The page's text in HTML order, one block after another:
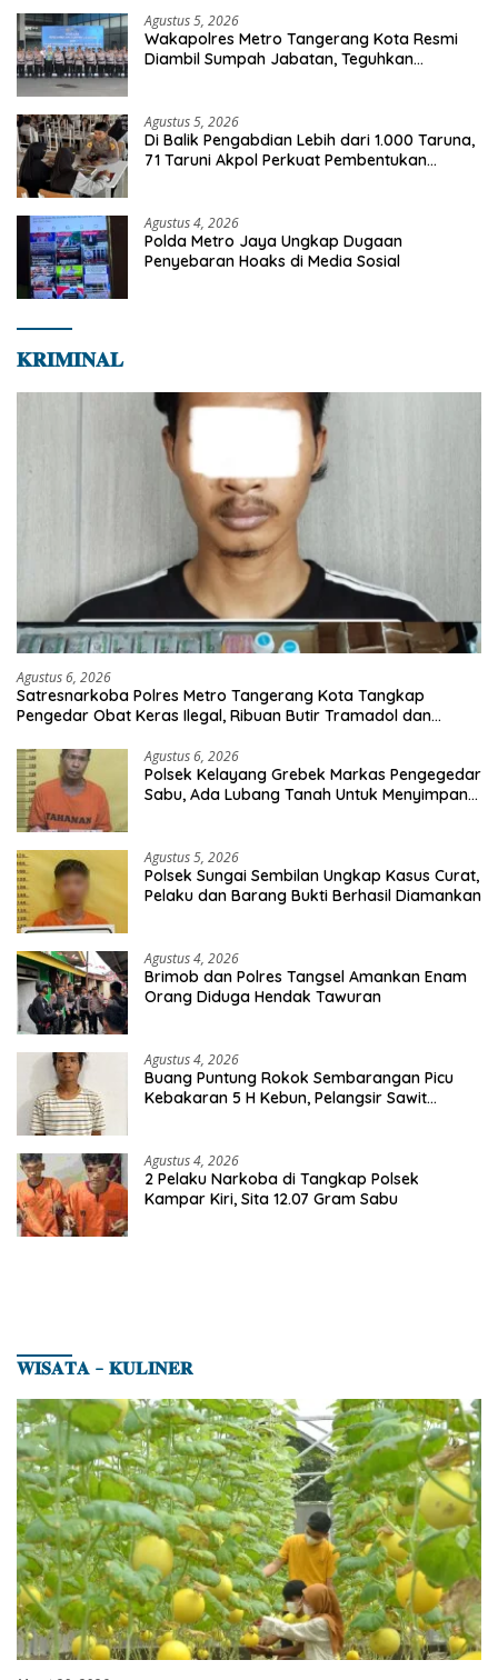
Agustus 5, 2026
Wakapolres Metro Tangerang Kota Resmi
Diambil Sumpah Jabatan, Teguhkan
Agustus 5, 2026
Di Balik Pengabdian Lebih dari 1.000 Taruna,
71 Taruni Akpol Perkuat Pembentukan
Agustus 4, 2026
Polda Metro Jaya Ungkap Dugaan
Penyebaran Hoaks di Media Sosial
𝐊𝐑𝐈𝐌𝐈𝐍𝐀𝐋
Agustus 6, 2026
Satresnarkoba Polres Metro Tangerang Kota Tangkap
Pengedar Obat Keras Ilegal, Ribuan Butir Tramadol dan
Agustus 6, 2026
Polsek Kelayang Grebek Markas Pengegedar
Sabu, Ada Lubang Tanah Untuk Menyimpan
Agustus 5, 2026
Polsek Sungai Sembilan Ungkap Kasus Curat,
Pelaku dan Barang Bukti Berhasil Diamankan
Agustus 4, 2026
Brimob dan Polres Tangsel Amankan Enam
Orang Diduga Hendak Tawuran
Agustus 4, 2026
Buang Puntung Rokok Sembarangan Picu
Kebakaran 5 H Kebun, Pelangsir Sawit
Agustus 4, 2026
2 Pelaku Narkoba di Tangkap Polsek
Kampar Kiri, Sita 12.07 Gram Sabu
𝐖𝐈𝐒𝐀𝐓𝐀 – 𝐊𝐔𝐋𝐈𝐍𝐄𝐑